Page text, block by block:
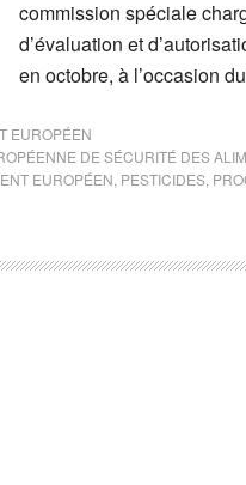
commission spéciale
d’évaluation et
en octobre, à l’occasion
EUROPÉEN
DE SÉCURITÉ DES
EUROPÉEN PESTICIDES